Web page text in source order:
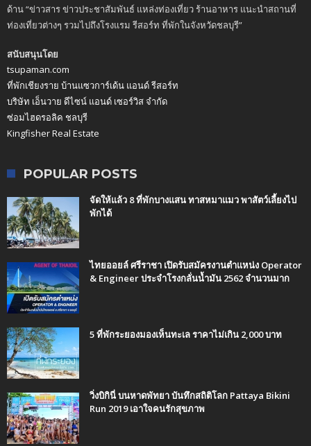
ด้าน “ข่าวสาร ข่าวประชาสัมพันธ์ แหล่งท่องเที่ยว ร้านอาหาร แนะนำสถานที่
ท่องเที่ยวต่างๆ รวมไปถึงโรงแรม รีสอร์ท ที่พักในจังหวัดชลบุรี”
สนับสนุนโดย
tsupaman.com
ที่พักเชียงราย บ้านแซวการ์เด้น แอนด์ รีสอร์ท
บริษัท เอ็นวาย ดีไซน์ แอนด์ เซอร์วิส จำกัด
ซ่อมไฮดรอลิค ชลบุรี
Kingfisher Real Estate
POPULAR POSTS
จัดให้แล้ว 8 ที่พักบางแสน ทาสหมาแมว พาสัตว์เลี้ยงไป
พักได้
ไทยออยล์ ศรีราชา เปิดรับสมัครงานตำแหน่ง Operator
& Engineer ประจำโรงกลั่นน้ำมัน 2562 จำนวนมาก
5 ที่พักระยองมองเห็นทะเล ราคาไม่เกิน 2,000 บาท
วิ่งบิกินี่ บนหาดพัทยา บันทึกสถิติโลก Pattaya Bikini
Run 2019 เอาใจคนรักสุขภาพ